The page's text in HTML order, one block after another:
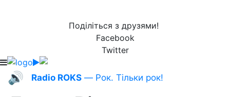
Поділіться з друзями!
Facebook
Twitter
🔊 Radio ROKS — Рок. Тільки рок!